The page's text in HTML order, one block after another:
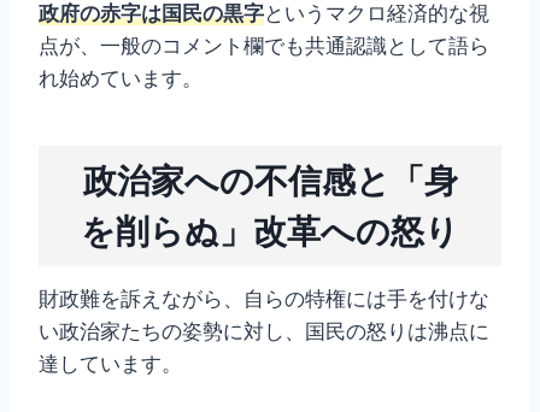
政府の赤字は国民の黒字というマクロ経済的な視
点が、一般のコメント欄でも共通認識として語ら
れ始めています。
政治家への不信感と「身
を削らぬ」改革への怒り
財政難を訴えながら、自らの特権には手を付けな
い政治家たちの姿勢に対し、国民の怒りは沸点に
達しています。